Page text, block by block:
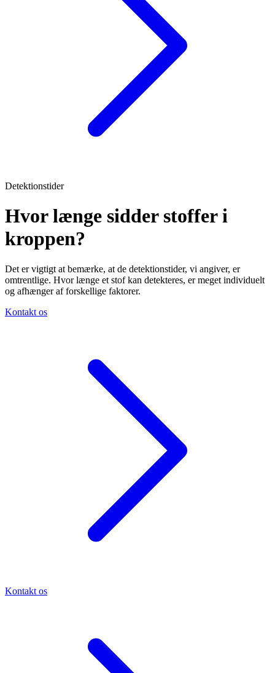
Detektionstider
Hvor længe sidder stoffer i
kroppen?
Det er vigtigt at bemærke, at de detektionstider, vi angiver, er
omtrentlige. Hvor længe et stof kan detekteres, er meget individuelt
og afhænger af forskellige faktorer.
Kontakt os
Kontakt os